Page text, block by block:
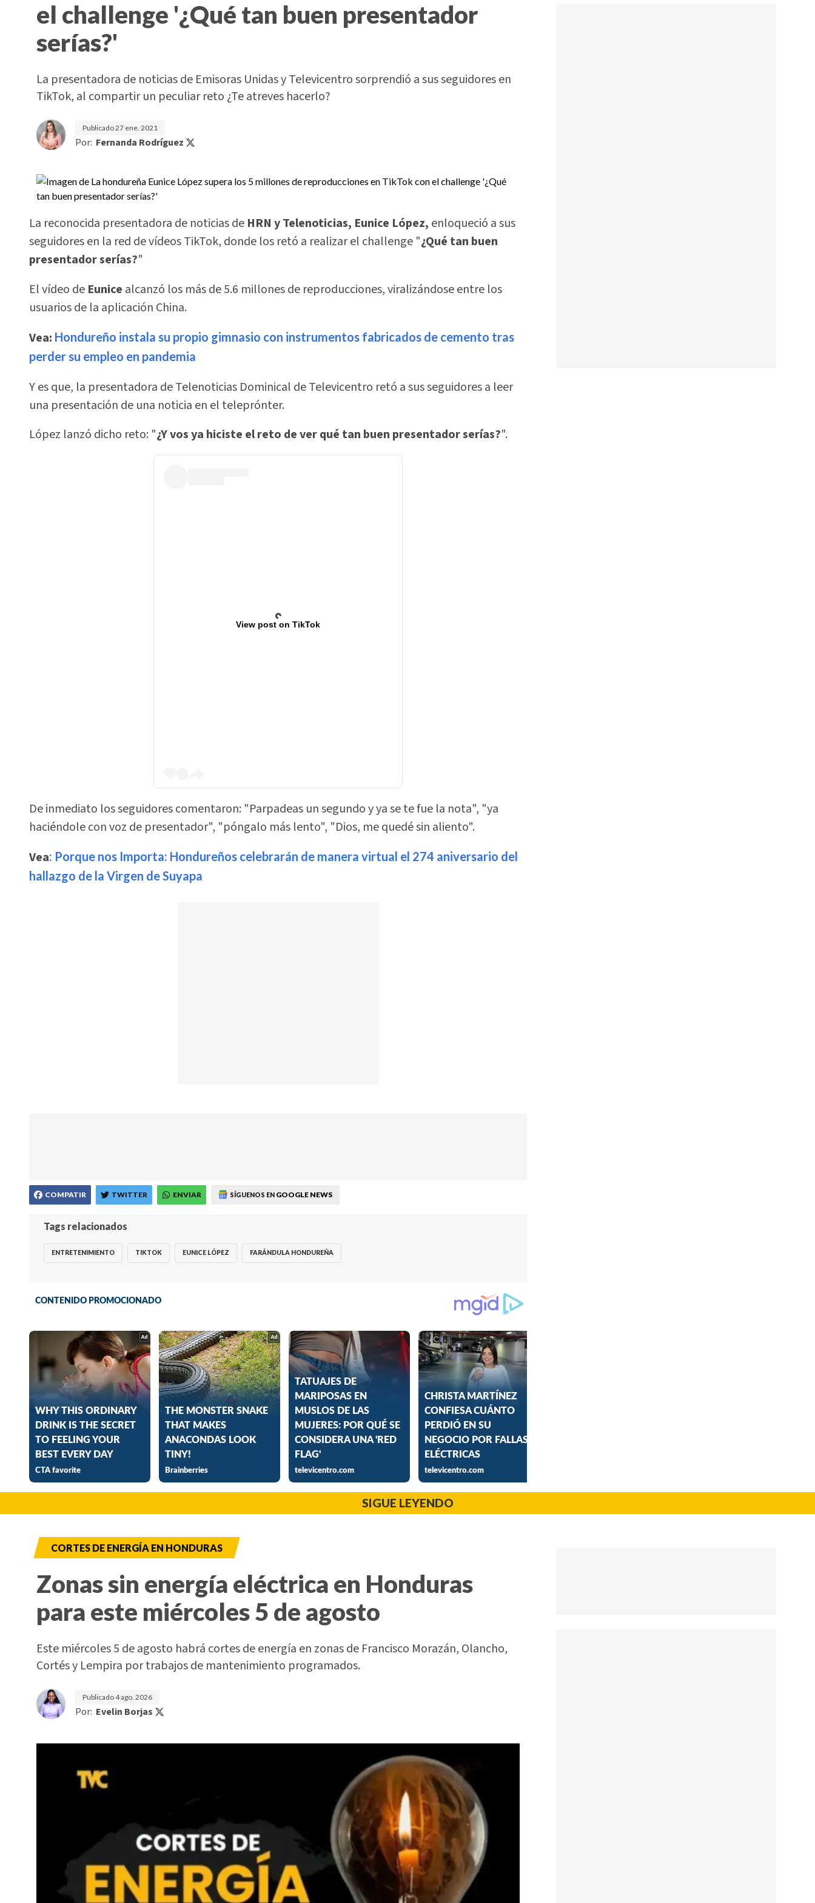
el challenge '¿Qué tan buen presentador
serías?'
La presentadora de noticias de Emisoras Unidas y Televicentro sorprendió a sus seguidores en
TikTok, al compartir un peculiar reto ¿Te atreves hacerlo?
Publicado27 ene. 2021
Por: Fernanda Rodríguez
La reconocida presentadora de noticias de HRN y Telenoticias, Eunice López, enloqueció a sus
seguidores en la red de vídeos TikTok, donde los retó a realizar el challenge "¿Qué tan buen
presentador serías?"
El vídeo de Eunice alcanzó los más de 5.6 millones de reproducciones, viralizándose entre los
usuarios de la aplicación China.
Vea: Hondureño instala su propio gimnasio con instrumentos fabricados de cemento tras
perder su empleo en pandemia
Y es que, la presentadora de Telenoticias Dominical de Televicentro retó a sus seguidores a leer
una presentación de una noticia en el teleprónter.
López lanzó dicho reto: "¿Y vos ya hiciste el reto de ver qué tan buen presentador serías?".
View post on TikTok
De inmediato los seguidores comentaron: "Parpadeas un segundo y ya se te fue la nota", "ya
haciéndole con voz de presentador", "póngalo más lento", "Dios, me quedé sin aliento".
Vea: Porque nos Importa: Hondureños celebrarán de manera virtual el 274 aniversario del
hallazgo de la Virgen de Suyapa
COMPATIR TWITTER ENVIAR SÍGUENOS EN GOOGLE NEWS
Tags relacionados
ENTRETENIMIENTO TIKTOK EUNICE LÓPEZ FARÁNDULA HONDUREÑA
SIGUE LEYENDO
CORTES DE ENERGÍA EN HONDURAS
Zonas sin energía eléctrica en Honduras
para este miércoles 5 de agosto
Este miércoles 5 de agosto habrá cortes de energía en zonas de Francisco Morazán, Olancho,
Cortés y Lempira por trabajos de mantenimiento programados.
Publicado4 ago. 2026
Por: Evelin Borjas